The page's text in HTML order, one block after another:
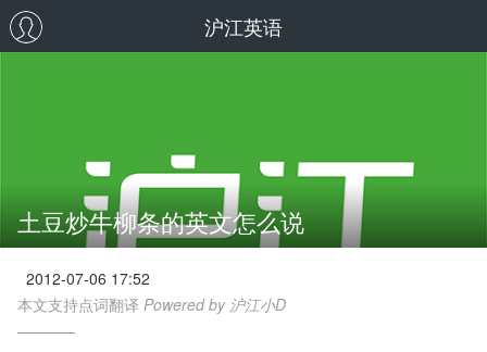
沪江英语
土豆炒牛柳条的英文怎么说
2012-07-06 17:52
本文支持点词翻译 Powered by 沪江小D